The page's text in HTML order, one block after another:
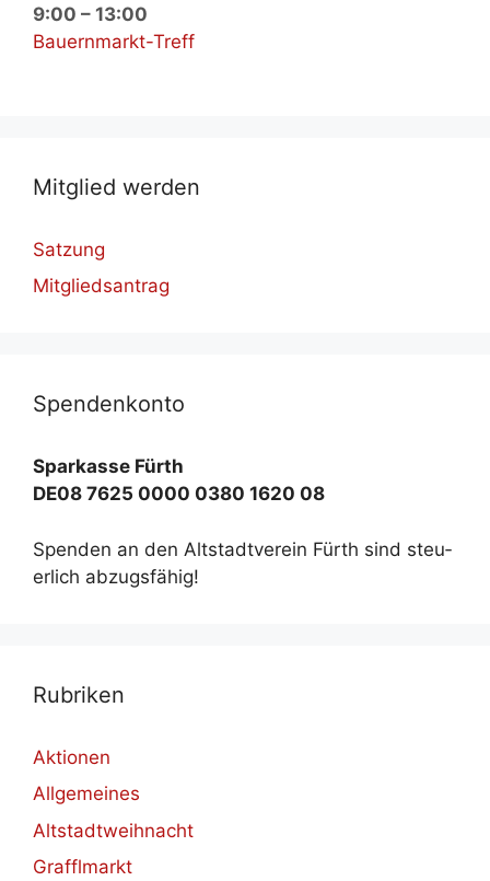
9:00 – 13:00
Bauernmarkt-Treff
Mit­glied wer­den
Satzung
Mitgliedsantrag
Spen­den­kon­to
Spar­kas­se Fürth
DE08 7625 0000 0380 1620 08
Spen­den an den Alt­stadt­ver­ein Fürth sind steu­
er­lich ab­zugs­fä­hig!
Ru­bri­ken
Aktionen
Allgemeines
Altstadtweihnacht
Grafflmarkt